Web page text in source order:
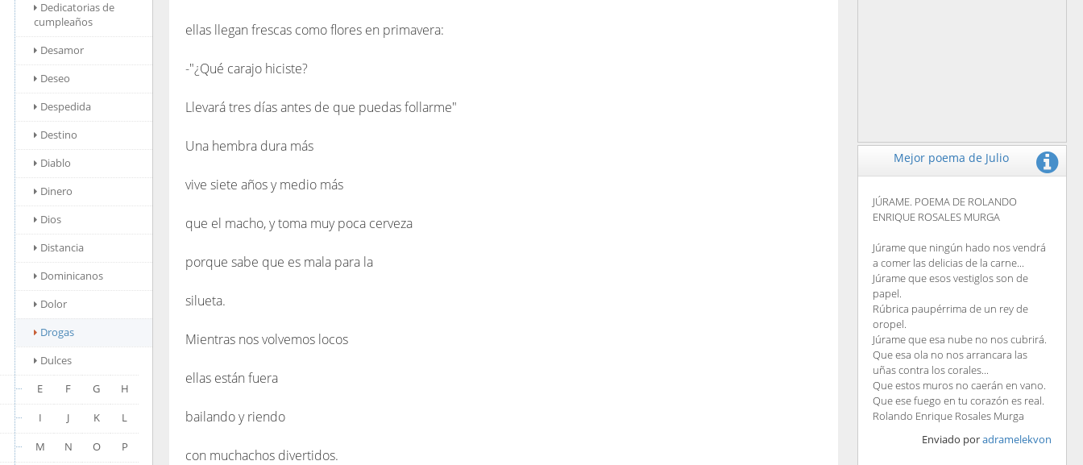
Dedicatorias de
cumpleaños
Desamor
Deseo
Despedida
Destino
Diablo
Dinero
Dios
Distancia
Dominicanos
Dolor
Drogas
Dulces
E
F G
H
I
J K
L
M
N O
P
ellas llegan frescas como flores en primavera:
-"¿Qué carajo hiciste?
Llevará tres días antes de que puedas follarme"
Una hembra dura más
vive siete años y medio más
que el macho, y toma muy poca cerveza
porque sabe que es mala para la
silueta.
Mientras nos volvemos locos
ellas están fuera
bailando y riendo
con muchachos divertidos.
Mejor poema de Julio
JÚRAME. POEMA DE ROLANDO
ENRIQUE ROSALES MURGA
Júrame que ningún hado nos vendrá
a comer las delicias de la carne...
Júrame que esos vestiglos son de
papel.
Rúbrica paupérrima de un rey de
oropel.
Júrame que esa nube no nos cubrirá.
Que esa ola no nos arrancara las
uñas contra los corales...
Que estos muros no caerán en vano.
Que ese fuego en tu corazón es real.
Rolando Enrique Rosales Murga
Enviado poradramelekvon